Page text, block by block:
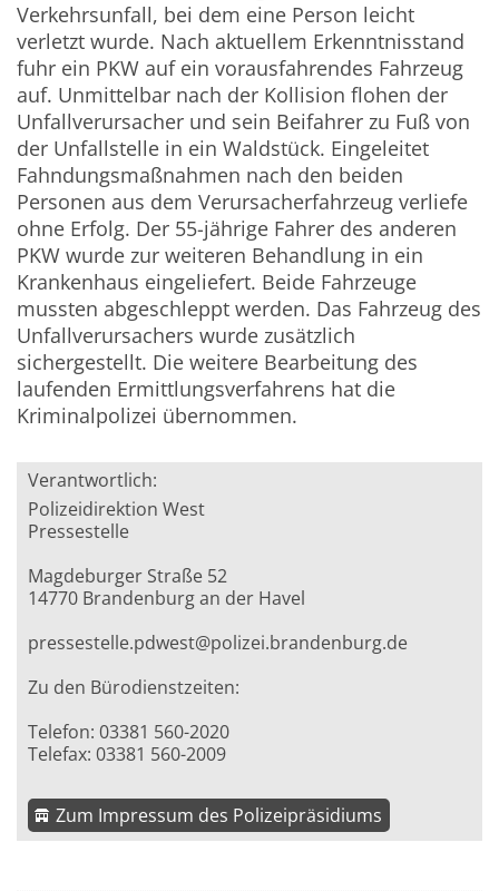
Verkehrsunfall, bei dem eine Person leicht
verletzt wurde. Nach aktuellem Erkenntnisstand
fuhr ein PKW auf ein vorausfahrendes Fahrzeug
auf. Unmittelbar nach der Kollision flohen der
Unfallverursacher und sein Beifahrer zu Fuß von
der Unfallstelle in ein Waldstück. Eingeleitet
Fahndungsmaßnahmen nach den beiden
Personen aus dem Verursacherfahrzeug verliefe
ohne Erfolg. Der 55-jährige Fahrer des anderen
PKW wurde zur weiteren Behandlung in ein
Krankenhaus eingeliefert. Beide Fahrzeuge
mussten abgeschleppt werden. Das Fahrzeug des
Unfallverursachers wurde zusätzlich
sichergestellt. Die weitere Bearbeitung des
laufenden Ermittlungsverfahrens hat die
Kriminalpolizei übernommen.
Verantwortlich:
Polizeidirektion West
Pressestelle
Magdeburger Straße 52
14770 Brandenburg an der Havel
pressestelle.pdwest@polizei.brandenburg.de
Zu den Bürodienstzeiten:
Telefon: 03381 560-2020
Telefax: 03381 560-2009
Zum Impressum des Polizeipräsidiums